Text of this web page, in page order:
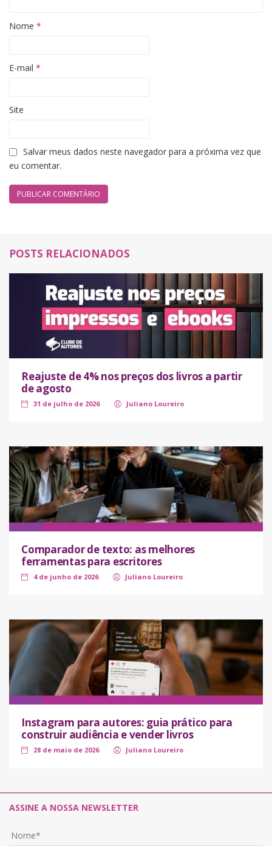
Nome *
E-mail *
Site
Salvar meus dados neste navegador para a próxima vez que
eu comentar.
POSTS RELACIONADOS
Reajuste de 4% nos preços dos livros a partir
de agosto
31 de julho de 2026 Juliano Loureiro
Comparador de texto: as melhores
ferramentas para escritores
4 de junho de 2026 Juliano Loureiro
Instagram para autores: guia prático para
construir audiência e vender livros
28 de maio de 2026 Juliano Loureiro
ASSINE A NOSSA NEWSLETTER